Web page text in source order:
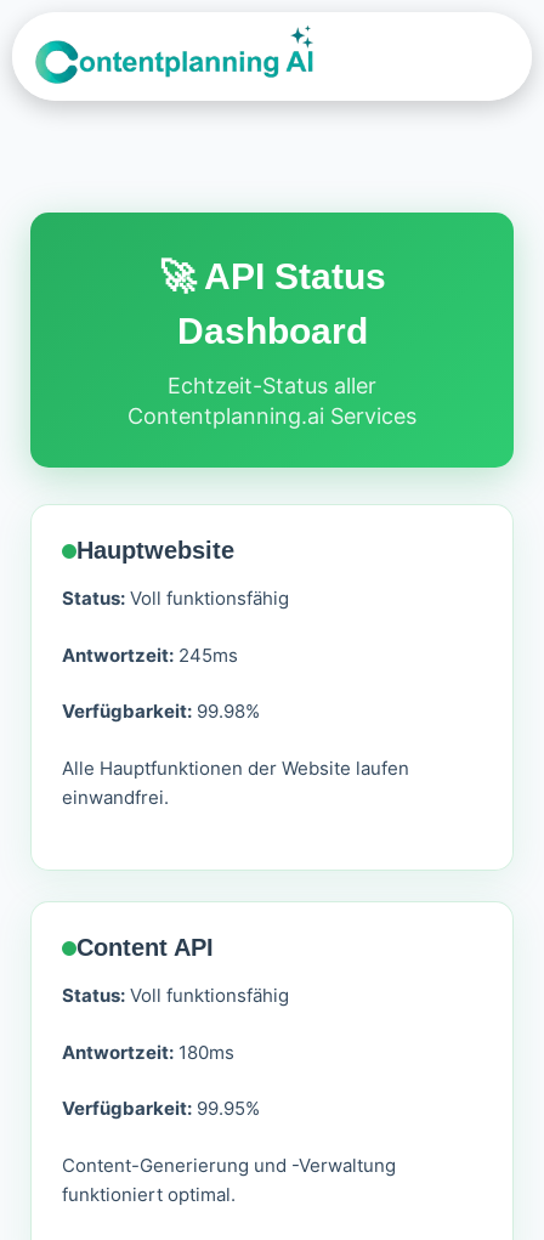
🚀 API Status
Dashboard
Echtzeit-Status aller
Contentplanning.ai Services
Hauptwebsite
Status: Voll funktionsfähig
Antwortzeit: 245ms
Verfügbarkeit: 99.98%
Alle Hauptfunktionen der Website laufen
einwandfrei.
Content API
Status: Voll funktionsfähig
Antwortzeit: 180ms
Verfügbarkeit: 99.95%
Content-Generierung und -Verwaltung
funktioniert optimal.